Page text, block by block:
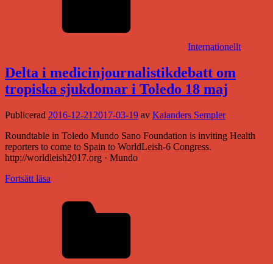
Internationellt
Delta i medicinjournalistikdebatt om
tropiska sjukdomar i Toledo 18 maj
Publicerad 2016-12-21 2017-03-19 av Kaianders Sempler
Roundtable in Toledo Mundo Sano Foundation is inviting Health
reporters to come to Spain to WorldLeish-6 Congress.
http://worldleish2017.org · Mundo
Fortsätt läsa